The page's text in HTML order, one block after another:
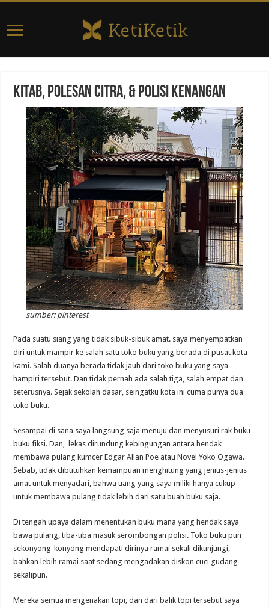
Kitab, Polesan Citra, & Polisi Kenangan
sumber: pinterest
Pada suatu siang yang tidak sibuk-sibuk amat. saya menyempatkan
diri untuk mampir ke salah satu toko buku yang berada di pusat kota
kami. Salah duanya berada tidak jauh dari toko buku yang saya
hampiri tersebut. Dan tidak pernah ada salah tiga, salah empat dan
seterusnya. Sejak sekolah dasar, seingatku kota ini cuma punya dua
toko buku.
Sesampai di sana saya langsung saja menuju dan menyusuri rak buku-
buku fiksi. Dan, lekas dirundung kebingungan antara hendak
membawa pulang kumcer Edgar Allan Poe atau Novel Yoko Ogawa.
Sebab, tidak dibutuhkan kemampuan menghitung yang jenius-jenius
amat untuk menyadari, bahwa uang yang saya miliki hanya cukup
untuk membawa pulang tidak lebih dari satu buah buku saja.
Di tengah upaya dalam menentukan buku mana yang hendak saya
bawa pulang, tiba-tiba masuk serombongan polisi. Toko buku pun
sekonyong-konyong mendapati dirinya ramai sekali dikunjungi,
bahkan lebih ramai saat sedang mengadakan diskon cuci gudang
sekalipun.
Mereka semua mengenakan topi, dan dari balik topi tersebut saya